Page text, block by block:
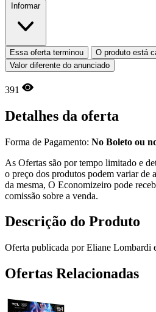
Informar
Essa oferta terminou
O produto está
Valor diferente do anunciado
391
Detalhes da oferta
Forma de Pagamento: No Boleto ou
As Ofertas são por tempo limitado e
o preço dos produtos podem variar de
da mesma, O Economizeiro pode
comissão sobre a venda.
Descrição do Produto
Oferta publicada por Eliane Lombardi
Ofertas Relacionadas